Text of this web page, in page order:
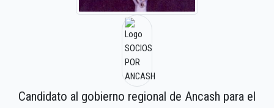
Candidato al gobierno regional de Ancash para el